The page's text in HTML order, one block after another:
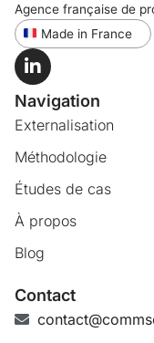
Agence française de
Made in France
Navigation
Externalisation
Méthodologie
Études de cas
À propos
Blog
Contact